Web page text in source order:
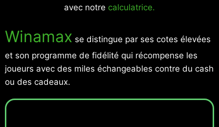
avec notre calculatrice.
Winamax se distingue par ses cotes élevées
et son programme de fidélité qui récompense les
joueurs avec des miles échangeables contre du cash
ou des cadeaux.